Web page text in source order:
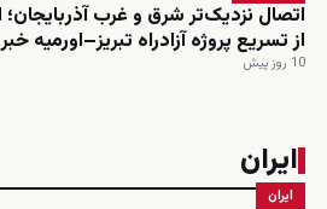
اتصال نزدیک‌تر شرق و غرب آذربایجان؛
از تسریع پروژه آزادراه تبریز–اورمیه
10 روز پیش
ایران
ایران